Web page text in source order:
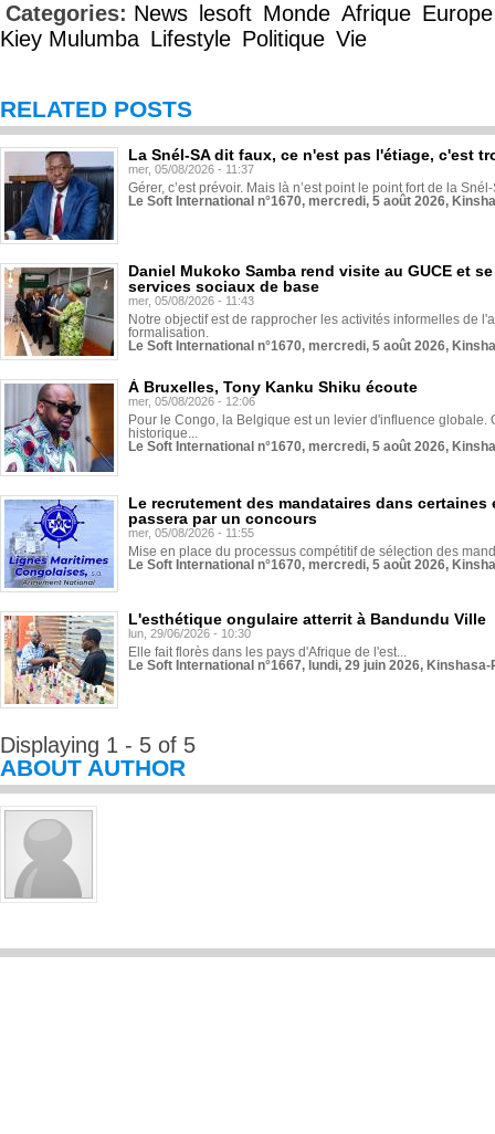
Categories: News lesoft Monde Afrique Europe
Kiey Mulumba Lifestyle Politique Vie
RELATED POSTS
La Snél-SA dit faux, ce n'est pas l'étiage, c'est
mer, 05/08/2026 - 11:37
Gérer, c’est prévoir. Mais là n’est point le point fort de la
Le Soft International n°1670, mercredi, 5 août 2026,
Daniel Mukoko Samba rend visite au GUCE et
services sociaux de base
mer, 05/08/2026 - 11:43
Notre objectif est de rapprocher les activités informelles de
formalisation.
Le Soft International n°1670, mercredi, 5 août 2026,
À Bruxelles, Tony Kanku Shiku écoute
mer, 05/08/2026 - 12:06
Pour le Congo, la Belgique est un levier d'influence globale.
historique...
Le Soft International n°1670, mercredi, 5 août 2026,
Le recrutement des mandataires dans
passera par un concours
mer, 05/08/2026 - 11:55
Mise en place du processus compétitif de sélection des
Le Soft International n°1670, mercredi, 5 août 2026,
L'esthétique ongulaire atterrit à Bandundu Ville
lun, 29/06/2026 - 10:30
Elle fait florès dans les pays d'Afrique de l'est...
Le Soft International n°1667, lundi, 29 juin 2026,
Displaying 1 - 5 of 5
ABOUT AUTHOR